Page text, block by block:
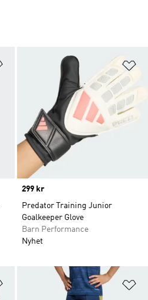
Lägg till på önskelistan
Price
299 kr
Predator Training Junior
Goalkeeper Glove
Barn Performance
Nyhet
Lägg till på önskelistan